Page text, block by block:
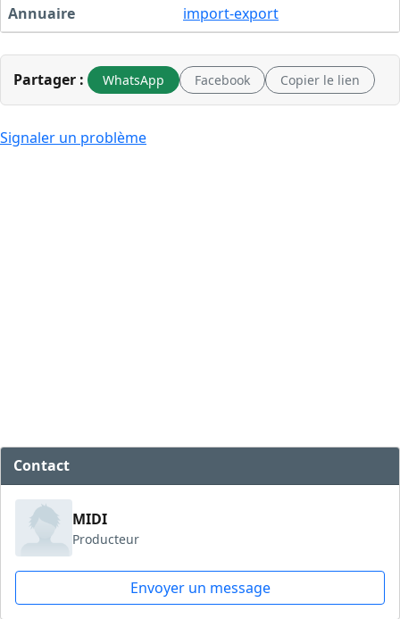
Annuaire
import-export
Partager : WhatsApp Facebook Copier le lien
Signaler un problème
Contact
MIDI
Producteur
Envoyer un message